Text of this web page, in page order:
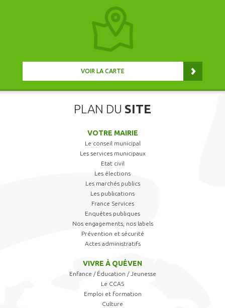
VOIR LA CARTE
PLAN DU SITE
VOTRE MAIRIE
Le conseil municipal
Les services municipaux
Etat civil
Les élections
Les marchés publics
Les publications
France Services
Enquêtes publiques
Nos engagements, nos labels
Prévention et sécurité
Actes administratifs
VIVRE À QUÉVEN
Enfance / Éducation / Jeunesse
Le CCAS
Emploi et formation
Culture